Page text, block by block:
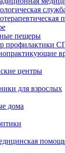
пещеры
профилактики
центры
для взрослых
дома